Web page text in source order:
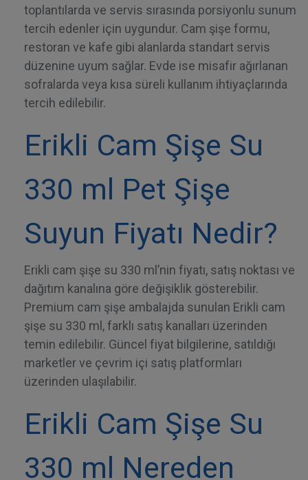
toplantılarda ve servis sırasında porsiyonlu sunum
tercih edenler için uygundur. Cam şişe formu,
restoran ve kafe gibi alanlarda standart servis
düzenine uyum sağlar. Evde ise misafir ağırlanan
sofralarda veya kısa süreli kullanım ihtiyaçlarında
tercih edilebilir.
Erikli Cam Şişe Su
330 ml Pet Şişe
Suyun Fiyatı Nedir?
Erikli cam şişe su 330 ml’nin fiyatı, satış noktası ve
dağıtım kanalına göre değişiklik gösterebilir.
Premium cam şişe ambalajda sunulan Erikli cam
şişe su 330 ml, farklı satış kanalları üzerinden
temin edilebilir. Güncel fiyat bilgilerine, satıldığı
marketler ve çevrim içi satış platformları
üzerinden ulaşılabilir.
Erikli Cam Şişe Su
330 ml Nereden